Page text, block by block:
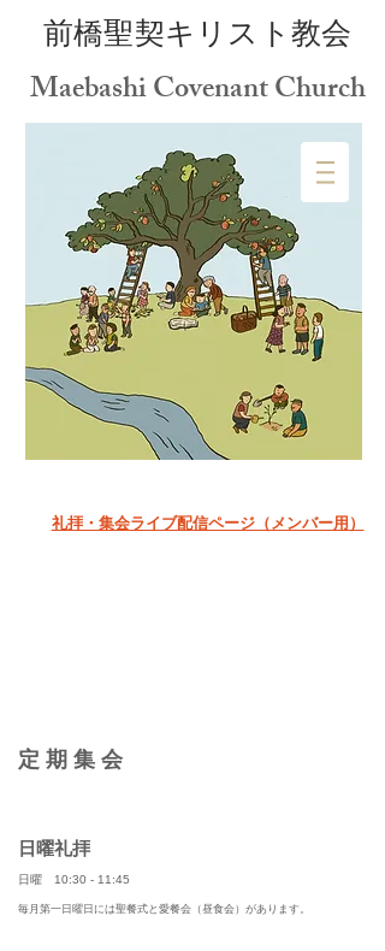
前橋聖契キリスト教会
Maebashi Covenant Church
礼拝・集会ライブ配信ページ（メンバー用）
定 期 集 会
日曜礼拝
日曜 10:30 - 11:45
​毎月第一日曜日には聖餐式と愛餐会（昼食会）があります。